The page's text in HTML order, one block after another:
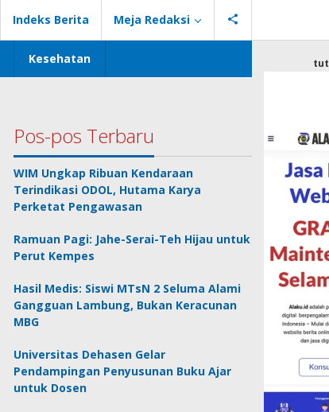
Indeks Berita Meja Redaksi
Kesehatan
Pos-pos Terbaru
WIM Ungkap Ribuan Kendaraan
Terindikasi ODOL, Hutama Karya
Perketat Pengawasan
Ramuan Pagi: Jahe-Serai-Teh Hijau untuk
Perut Kempes
Hasil Medis: Siswi MTsN 2 Seluma Alami
Gangguan Lambung, Bukan Keracunan
MBG
Universitas Dehasen Gelar
Pendampingan Penyusunan Buku Ajar
untuk Dosen